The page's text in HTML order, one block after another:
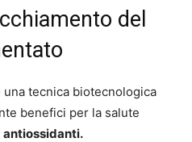
del
una tecnica biotecnologica
benefici per la salute
antiossidanti.